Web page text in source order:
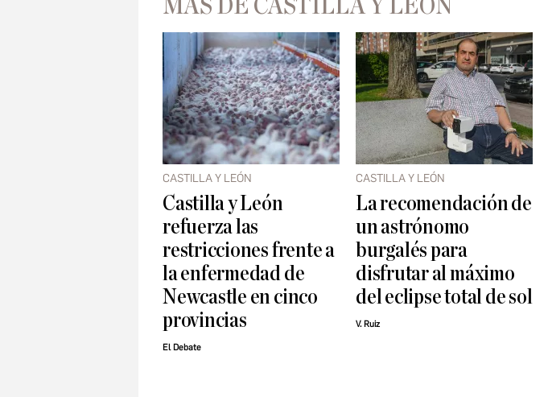
MÁS DE CASTILLA Y LEÓN
CASTILLA Y LEÓN
Castilla y León
refuerza las
restricciones frente a
la enfermedad de
Newcastle en cinco
provincias
El Debate
CASTILLA Y LEÓN
La recomendación de
un astrónomo
burgalés para
disfrutar al máximo
del eclipse total de sol
V. Ruiz